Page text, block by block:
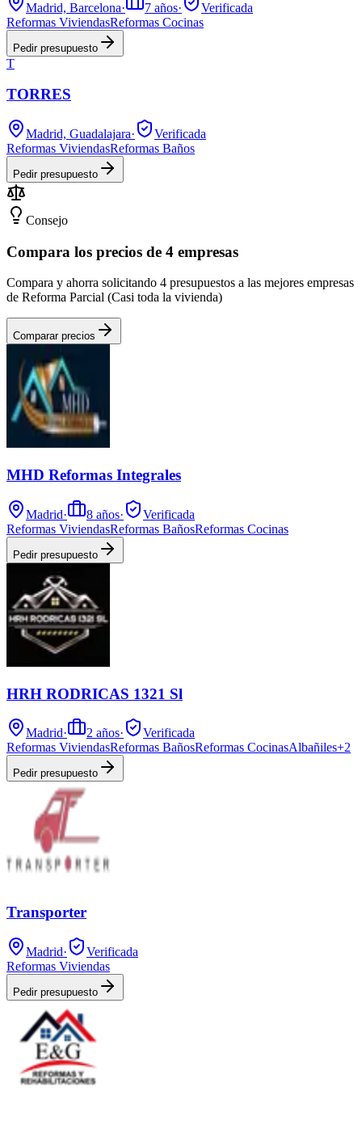
Madrid, Barcelona· 7 años·
Verificada
Reformas ViviendasReformas Cocinas
Pedir presupuesto
T
TORRES
Madrid, Guadalajara·
Verificada
Reformas ViviendasReformas Baños
Pedir presupuesto
Consejo
Compara los precios de 4 empresas
Compara y ahorra solicitando 4 presupuestos a las mejores empresas
de Reforma Parcial (Casi toda la vivienda)
Comparar precios
MHD Reformas Integrales
Madrid· 8 años·
Verificada
Reformas ViviendasReformas BañosReformas Cocinas
Pedir presupuesto
HRH RODRICAS 1321 Sl
Madrid· 2 años·
Verificada
Reformas ViviendasReformas BañosReformas CocinasAlbañiles+2
Pedir presupuesto
Transporter
Madrid·
Verificada
Reformas Viviendas
Pedir presupuesto